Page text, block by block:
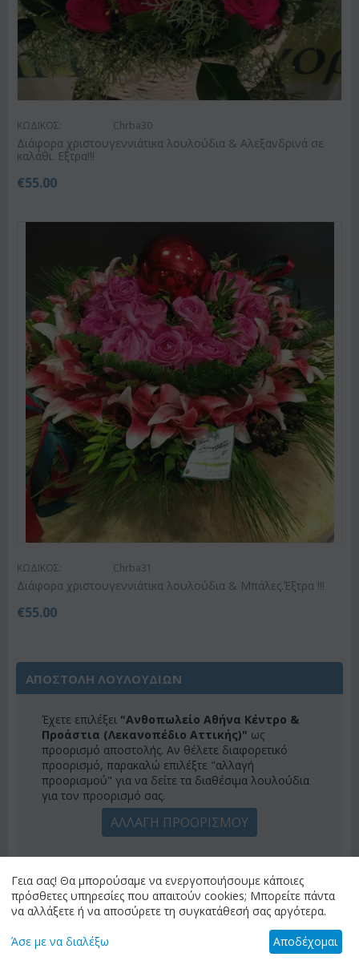
ΚΩΔΙΚΟΣ: Chrba30
Διάφορα χριστουγεννιάτικα λουλούδια & Αλεξανδρινά σε
καλάθι. Εξτρα!!!
€55.00
ΚΩΔΙΚΟΣ: Chrba31
Διάφορα χριστουγεννιάτικα λουλούδια & Μπάλες.Έξτρα !!!
€55.00
ΑΠΟΣΤΟΛΗ ΛΟΥΛΟΥΔΙΩΝ
Έχετε επιλέξει "Ανθοπωλείο Αθήνα Κέντρο &
Προάστια (Λεκανοπέδιο Αττικής)" ως
προορισμό αποστολής. Αν θέλετε διαφορετικό
προορισμό, παρακαλώ επιλέξτε "αλλαγή
προορισμού" για να δείτε τα διαθέσιμα λουλούδια
για τον προορισμό σας.
ΑΛΛΑΓΗ ΠΡΟΟΡΙΣΜΟΥ
ΚΑΤΗΓΟΡΙΕΣ
ΜΕΝΟΎ
Γεια σας! Θα μπορούσαμε να ενεργοποιήσουμε κάποιες
πρόσθετες υπηρεσίες που απαιτούν cookies; Μπορείτε πάντα
να αλλάξετε ή να αποσύρετε τη συγκατάθεσή σας αργότερα.
Άσε με να διαλέξω Αποδέχομαι